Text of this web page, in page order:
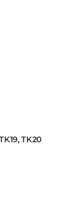
TK20